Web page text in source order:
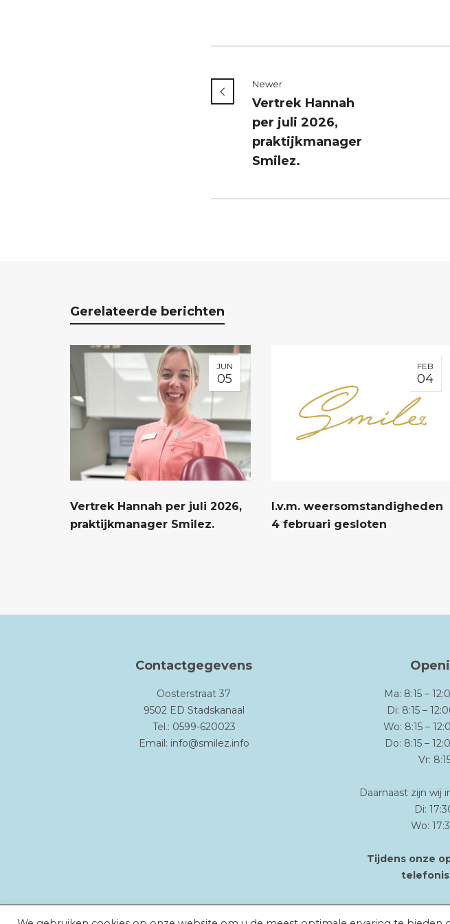
Newer
Vertrek Hannah
per juli 2026,
praktijkmanager
Smilez.
Gerelateerde berichten
JUN
05
Vertrek Hannah per juli 2026,
praktijkmanager Smilez.
FEB
04
I.v.m. weersomstandigheden
4 februari gesloten
Contactgegevens
Oosterstraat 37
9502 ED Stadskanaal
Tel.: 0599-620023
Email: info@smilez.info
Ma: 8:15 –
Di: 8:15 –
Wo: 8:15 –
Do: 8:15 –
Vr:
Daarnaast zijn wij
Di:
Wo:
Tijdens onze